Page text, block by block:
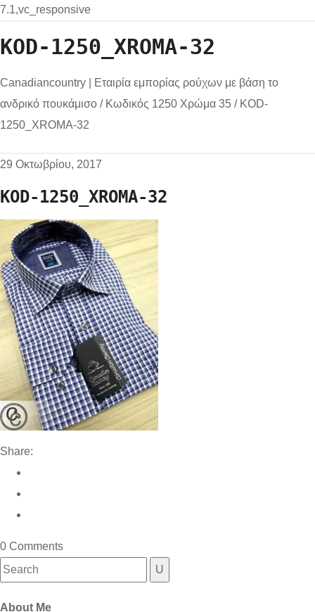
7.1,vc_responsive
KOD-1250_XROMA-32
Canadiancountry | Εταιρία εμπορίας ρούχων με βάση το
ανδρικό πουκάμισο / Κωδικός 1250 Χρώμα 35 / KOD-
1250_XROMA-32
29 Οκτωβρίου, 2017
KOD-1250_XROMA-32
Share:
0 Comments
Search
About Me